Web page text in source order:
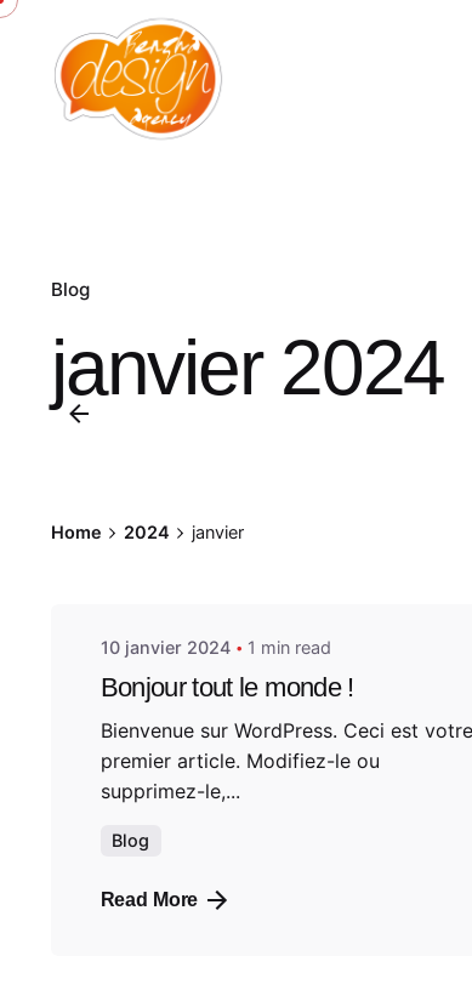
Skip
content
Blog
janvier 2024
Home 2024 janvier
Posted by
admin
10 janvier 2024 1 min read
Bonjour tout le monde !
Bienvenue sur WordPress. Ceci est votre
premier article. Modifiez-le ou
supprimez-le,...
Blog
Read More